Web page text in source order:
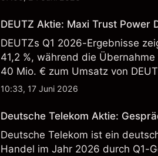
DEUTZ Aktie: Maxi Trust Power
DEUTZs Q1 2026-Ergebnisse
41,2 %, während die
40 Mio. € zum Umsatz von
Wertentwicklung in der
10:33, 17 Juni 2026
Deutsche Telekom Aktie:
Deutsche Telekom ist ein
Handel im Jahr 2026 durch Q1-